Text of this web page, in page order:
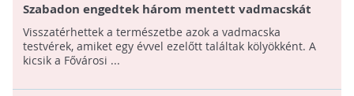
Szabadon engedtek három mentett vadmacskát
Visszatérhettek a természetbe azok a vadmacska
testvérek, amiket egy évvel ezelőtt találtak kölyökként. A
kicsik a Fővárosi ...